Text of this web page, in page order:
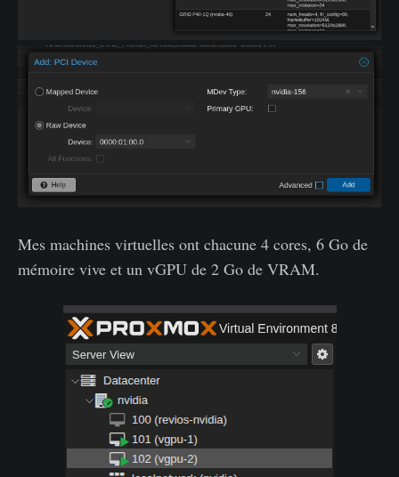
Mes machines virtuelles ont chacune 4 cores, 6 Go de
mémoire vive et un vGPU de 2 Go de VRAM.